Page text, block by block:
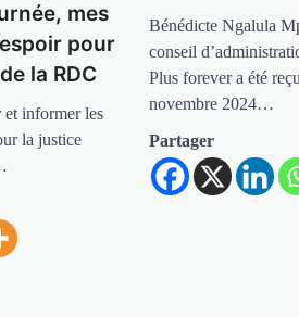
mes
pour
la RDC
informer les
la justice
Bénédicte Ngalula
conseil
Plus forever a été
novembre 2024…
Partager